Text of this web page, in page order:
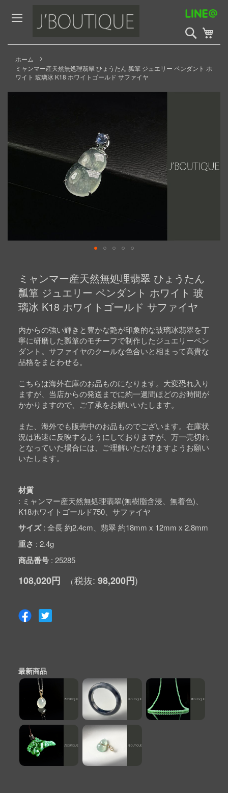
to
Content
検
索
開
ホーム
ミャンマー産天然無処理翡翠 ひょうたん 瓢箪 ジュエリー ペンダント ホ
ワイト 玻璃冰 K18 ホワイトゴールド サファイヤ
Skip
the
images
beginning
images
gallery
ミャンマー産天然無処理翡翠 ひょうたん
瓢箪 ジュエリー ペンダント ホワイト 玻
璃冰 K18 ホワイトゴールド サファイヤ
内からの強い輝きと豊かな艶が印象的な玻璃冰翡翠を丁
寧に研磨した瓢箪のモチーフで制作したジュエリーペン
ダント。サファイヤのクールな色合いと相まって高貴な
品格をまとわせる。
こちらは海外在庫のお品ものになります。大変恐れ入り
ますが、当店からの発送までに約一週間ほどのお時間が
かかりますので、ご了承をお願いいたします。
また、海外でも販売中のお品ものでございます。在庫状
況は迅速に反映するようにしておりますが、万一売切れ
となっていた場合には、ご理解いただけますようお願い
いたします。
材質
ミャンマー産天然無処理翡翠(無樹脂含浸、無着色)、
K18ホワイトゴールド750、サファイヤ
サイズ 全長 約2.4cm、翡翠 約18mm x 12mm x 2.8mm
重さ 2.4g
商品番号 25285
108,020円 98,200円
最新商品